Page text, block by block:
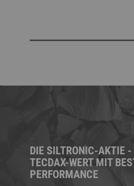
DIE SILTRONIC-AKTIE
TECDAX-WERT MIT
PERFORMANCE